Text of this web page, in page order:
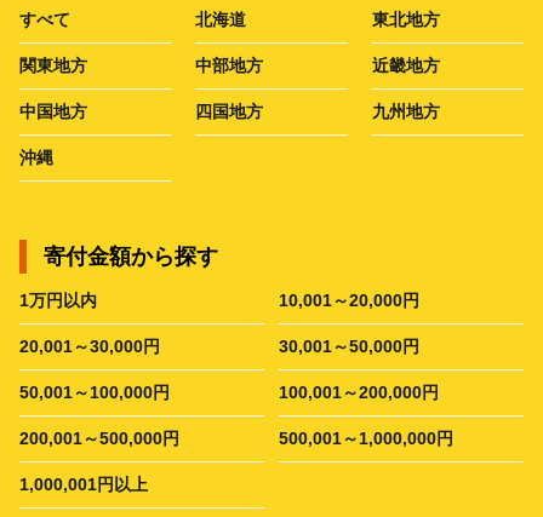
すべて 北海道 東北地方
関東地方 中部地方 近畿地方
中国地方 四国地方 九州地方
沖縄
寄付金額から探す
1万円以内 10,001～20,000円
20,001～30,000円 30,001～50,000円
50,001～100,000円 100,001～200,000円
200,001～500,000円 500,001～1,000,000円
1,000,001円以上